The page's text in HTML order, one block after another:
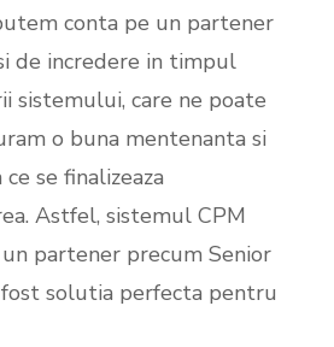
conta pe un partener
de incredere in timpul
sistemului, care ne poate
o buna mentenanta si
se finalizeaza
Astfel, sistemul CPM
partener precum Senior
solutia perfecta pentru